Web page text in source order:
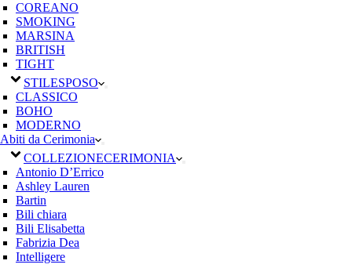
COREANO
SMOKING
MARSINA
BRITISH
TIGHT
STILESPOSO
CLASSICO
BOHO
MODERNO
Abiti da Cerimonia
COLLEZIONECERIMONIA
Antonio D’Errico
Ashley Lauren
Bartin
Bili chiara
Bili Elisabetta
Fabrizia Dea
Intelligere